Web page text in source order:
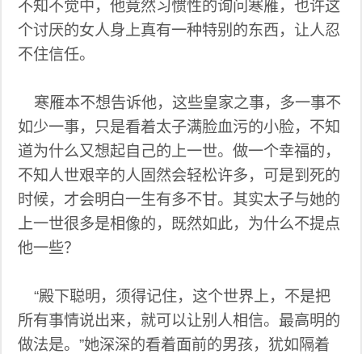
不知不觉中，他竟然习惯性的询问寒雁，也许这
个讨厌的女人身上真有一种特别的东西，让人忍
不住信任。
寒雁本不想告诉他，这些皇家之事，多一事不
如少一事，只是看着太子满脸血污的小脸，不知
道为什么又想起自己的上一世。做一个幸福的，
不知人世艰辛的人固然会轻松许多，可是到死的
时候，才会明白一生有多不甘。其实太子与她的
上一世很多是相像的，既然如此，为什么不提点
他一些？
“殿下聪明，须得记住，这个世界上，不是把
所有事情说出来，就可以让别人相信。最高明的
做法是。”她深深的看着面前的男孩，犹如隔着